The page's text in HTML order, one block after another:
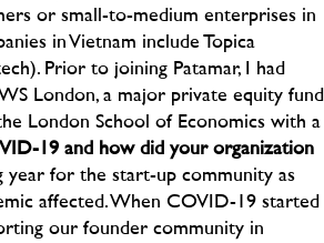
or small-to-medium enterprises in
in Vietnam include Topica
Prior to joining Patamar, I had
London, a major private equity fund
London School of Economics with a
19 and how did your organization
year for the start-up community as
affected. When COVID-19 started
our founder community in